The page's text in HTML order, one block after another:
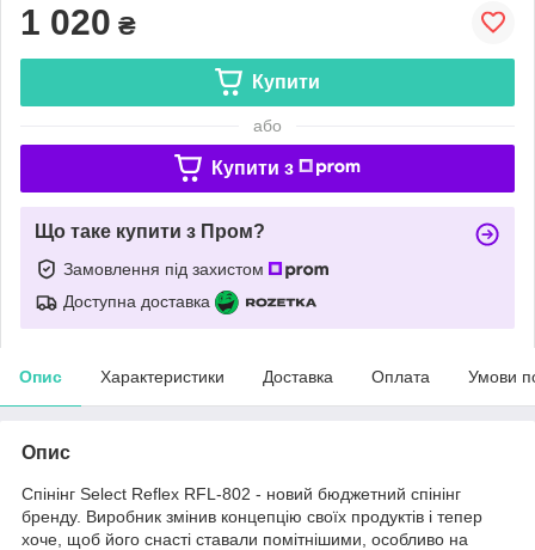
1 020 ₴
Купити
або
Купити з
Що таке купити з Пром?
Замовлення під захистом
Доступна доставка
Опис Характеристики Доставка Оплата Умови
Опис
Спінінг Select Reflex RFL-802 - новий бюджетний спінінг
бренду. Виробник змінив концепцію своїх продуктів і тепер
хоче, щоб його снасті ставали помітнішими, особливо на